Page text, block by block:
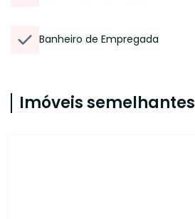
Banheiro de Empregada
Imóveis semelhantes